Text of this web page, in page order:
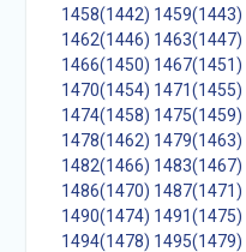
1458(1442) 1459(1443)
1462(1446) 1463(1447)
1466(1450) 1467(1451)
1470(1454) 1471(1455)
1474(1458) 1475(1459)
1478(1462) 1479(1463)
1482(1466) 1483(1467)
1486(1470) 1487(1471)
1490(1474) 1491(1475)
1494(1478) 1495(1479)